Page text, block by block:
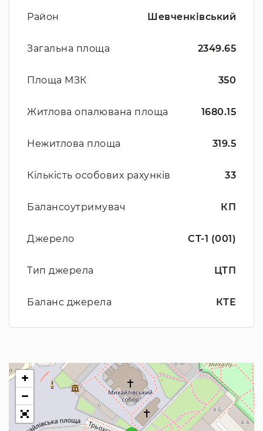
Район Шевченківський
Загальна площа 2349.65
Площа МЗК 350
Житлова опалювана площа 1680.15
Нежитлова площа 319.5
Кількість особових рахунків 33
Балансоутримувач КП
Джерело СТ-1 (001)
Тип джерела ЦТП
Баланс джерела КТЕ
+
−